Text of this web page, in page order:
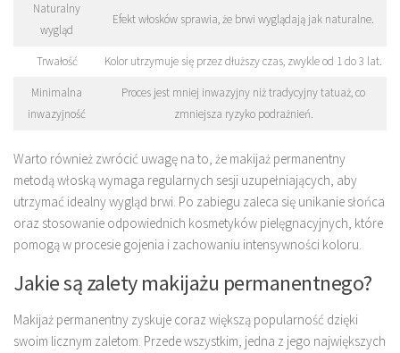
Naturalny
wygląd
Efekt włosków sprawia, że brwi wyglądają jak naturalne.
Trwałość Kolor utrzymuje się przez dłuższy czas, zwykle od 1 do 3 lat.
Minimalna
inwazyjność
Proces jest mniej inwazyjny niż tradycyjny tatuaż, co
zmniejsza ryzyko podrażnień.
Warto również zwrócić uwagę na to, że makijaż permanentny
metodą włoską wymaga regularnych sesji uzupełniających, aby
utrzymać idealny wygląd brwi. Po zabiegu zaleca się unikanie słońca
oraz stosowanie odpowiednich kosmetyków pielęgnacyjnych, które
pomogą w procesie gojenia i zachowaniu intensywności koloru.
Jakie są zalety makijażu permanentnego?
Makijaż permanentny zyskuje coraz większą popularność dzięki
swoim licznym zaletom. Przede wszystkim, jedna z jego największych